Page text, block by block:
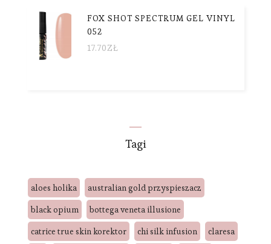
FOX SHOT SPECTRUM GEL VINYL
052
17.70ZŁ
Tagi
aloes holika
australian gold przyspieszacz
black opium
bottega veneta illusione
catrice true skin korektor
chi silk infusion
claresa